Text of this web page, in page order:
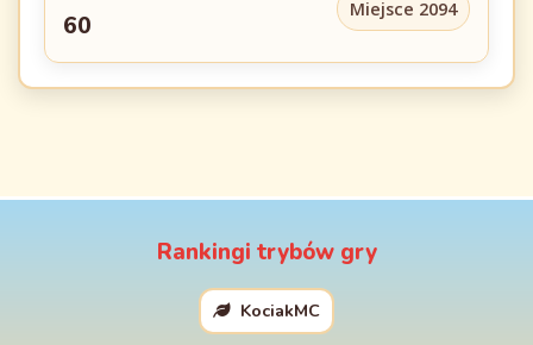
60
Miejsce 2094
Rankingi trybów gry
KociakMC